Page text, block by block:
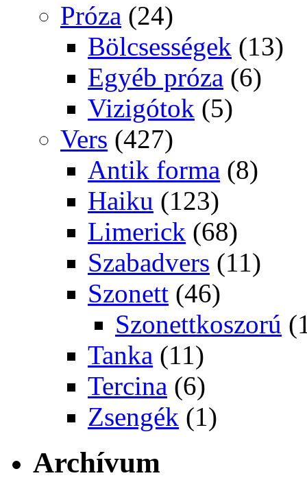
Próza (24)
Bölcsességek (13)
Egyéb próza (6)
Vizigótok (5)
Vers (427)
Antik forma (8)
Haiku (123)
Limerick (68)
Szabadvers (11)
Szonett (46)
Szonettkoszorú
Tanka (11)
Tercina (6)
Zsengék (1)
Archívum